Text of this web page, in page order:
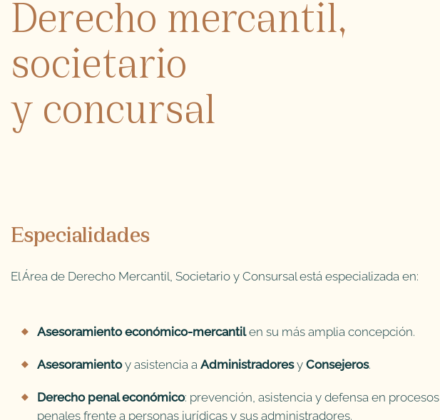
Derecho mercantil,
societario
y concursal
Especialidades
El Área de Derecho Mercantil, Societario y Consursal está especializada en:
Asesoramiento económico-mercantilen su más amplia concepción.
Asesoramientoy asistencia a Administradoresy Consejeros.
Derecho penal económico: prevención, asistencia y defensa en procesos
penales frente a personas jurídicas y sus administradores.